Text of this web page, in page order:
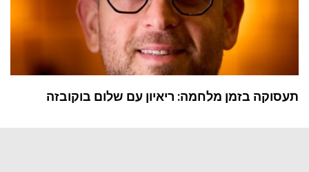
תעסוקה בזמן מלחמה: ריאיון עם שלום בוקובזה